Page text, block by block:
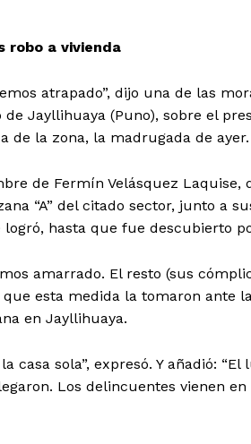
robo a vivienda
atrapado”, dijo una de las
Jayllihuaya (Puno), sobre el
de la zona, la madrugada de ayer.
de Fermín Velásquez Laquise,
“A” del citado sector, junto a
hasta que fue descubierto
amarrado. El resto (sus
esta medida la tomaron ante
en Jayllihuaya.
casa sola”, expresó. Y añadió:
Los delincuentes vienen